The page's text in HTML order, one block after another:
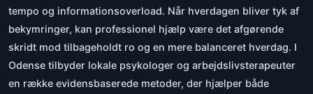
tempo og informationsoverload. Når hverdagen bliver tyk af
bekymringer, kan professionel hjælp være det afgørende
skridt mod tilbageholdt ro og en mere balanceret hverdag. I
Odense tilbyder lokale psykologer og arbejdslivsterapeuter
en række evidensbaserede metoder, der hjælper både